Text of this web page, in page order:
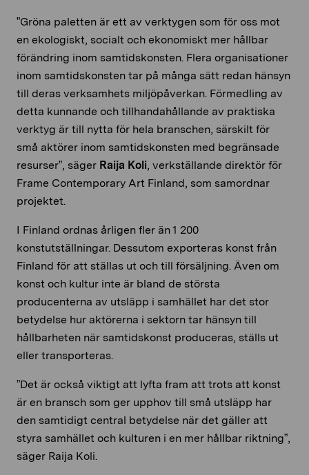
”Gröna paletten är ett av verktygen som för oss mot
en ekologiskt, socialt och ekonomiskt mer hållbar
förändring inom samtidskonsten. Flera organisationer
inom samtidskonsten tar på många sätt redan hänsyn
till deras verksamhets miljöpåverkan. Förmedling av
detta kunnande och tillhandahållande av praktiska
verktyg är till nytta för hela branschen, särskilt för
små aktörer inom samtidskonsten med begränsade
resurser”, säger Raija Koli, verkställande direktör för
Frame Contemporary Art Finland, som samordnar
projektet.
I Finland ordnas årligen fler än 1 200
konstutställningar. Dessutom exporteras konst från
Finland för att ställas ut och till försäljning. Även om
konst och kultur inte är bland de största
producenterna av utsläpp i samhället har det stor
betydelse hur aktörerna i sektorn tar hänsyn till
hållbarheten när samtidskonst produceras, ställs ut
eller transporteras.
”Det är också viktigt att lyfta fram att trots att konst
är en bransch som ger upphov till små utsläpp har
den samtidigt central betydelse när det gäller att
styra samhället och kulturen i en mer hållbar riktning”,
säger Raija Koli.